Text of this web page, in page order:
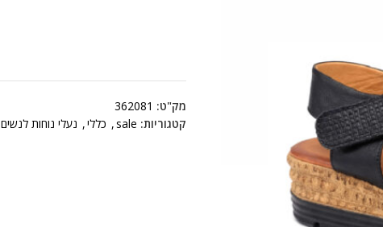
מק"ט: 362081
קטגוריות: sale
, כללי, נעלי נוחות לנשים